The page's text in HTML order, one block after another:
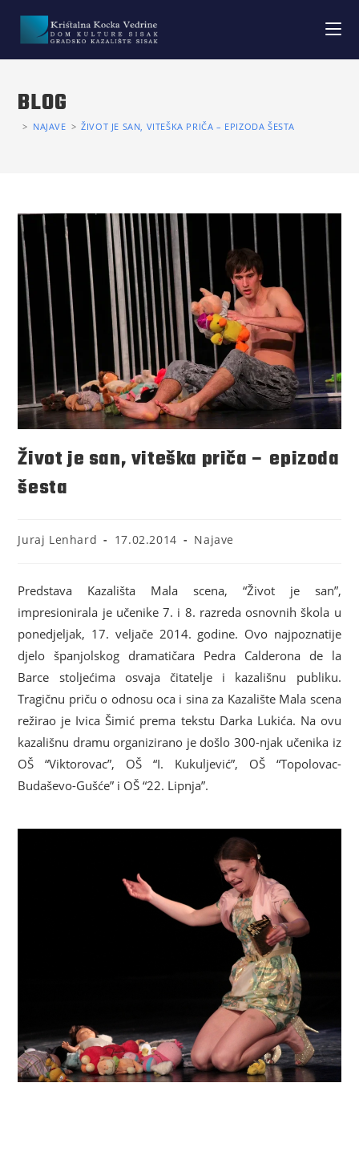
BLOG
> NAJAVE > ŽIVOT JE SAN, VITEŠKA PRIČA – EPIZODA ŠESTA
Život je san, viteška priča – epizoda
šesta
Juraj Lenhard 17.02.2014 Najave
Predstava Kazališta Mala scena, “Život je san”,
impresionirala je učenike 7. i 8. razreda osnovnih škola u
ponedjeljak, 17. veljače 2014. godine. Ovo najpoznatije
djelo španjolskog dramatičara Pedra Calderona de la
Barce stoljećima osvaja čitatelje i kazališnu publiku.
Tragičnu priču o odnosu oca i sina za Kazalište Mala scena
režirao je Ivica Šimić prema tekstu Darka Lukića. Na ovu
kazališnu dramu organizirano je došlo 300-njak učenika iz
OŠ “Viktorovac”, OŠ “I. Kukuljević”, OŠ “Topolovac-
Budaševo-Gušće” i OŠ “22. Lipnja”.